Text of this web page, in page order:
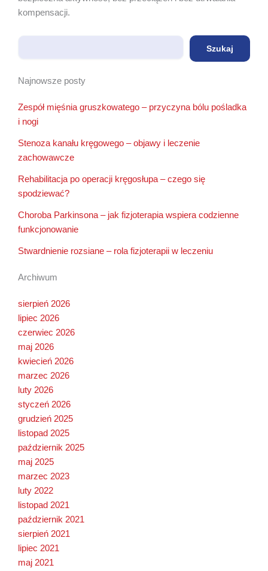
kompensacji.
Szukaj
Szukaj
Najnowsze posty
Zespół mięśnia gruszkowatego – przyczyna bólu pośladka
i nogi
Stenoza kanału kręgowego – objawy i leczenie
zachowawcze
Rehabilitacja po operacji kręgosłupa – czego się
spodziewać?
Choroba Parkinsona – jak fizjoterapia wspiera codzienne
funkcjonowanie
Stwardnienie rozsiane – rola fizjoterapii w leczeniu
Archiwum
sierpień 2026
lipiec 2026
czerwiec 2026
maj 2026
kwiecień 2026
marzec 2026
luty 2026
styczeń 2026
grudzień 2025
listopad 2025
październik 2025
maj 2025
marzec 2023
luty 2022
listopad 2021
październik 2021
sierpień 2021
lipiec 2021
maj 2021